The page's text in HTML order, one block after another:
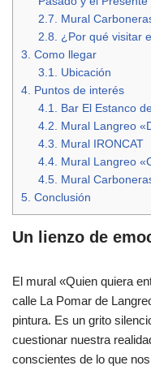
2.7. Mural
2.8. ¿Por qué visitar
3. Como llegar
3.1. Ubicación
4. Puntos de interés
4.1. Bar El Estanco
4.2. Mural Langreo
4.3. Mural IRONCAT
4.4. Mural Langreo
4.5. Mural
5. Conclusión
Un lienzo de
El mural «Quien quiera
calle La Pomar de
pintura. Es un grito
cuestionar nuestra
conscientes de lo que